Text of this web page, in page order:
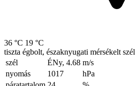
36 °C 19 °C
tiszta égbolt, északnyugati mérsékelt szél
szél
ÉNy, 4.68 m/s
nyomás
1017
hPa